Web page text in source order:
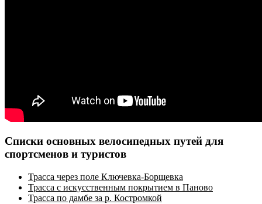
Списки основных велосипедных путей для
спортсменов и туристов
Трасса через поле Ключевка-Борщевка
Трасса с искусственным покрытием в Паново
Трасса по дамбе за р. Костромкой